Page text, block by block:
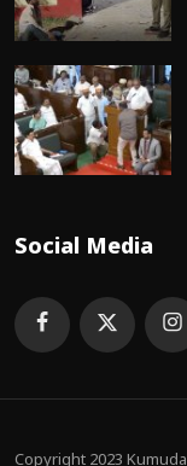
Social Media
Copyright 2023